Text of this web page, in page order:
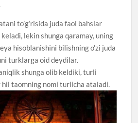
to’g’risida juda faol bahslar
lekin shunga qaramay, uning
hisoblanishini bilishning o’zi juda
turklarga oid deydilar.
shunga olib keldiki, turli
taomning nomi turlicha ataladi.